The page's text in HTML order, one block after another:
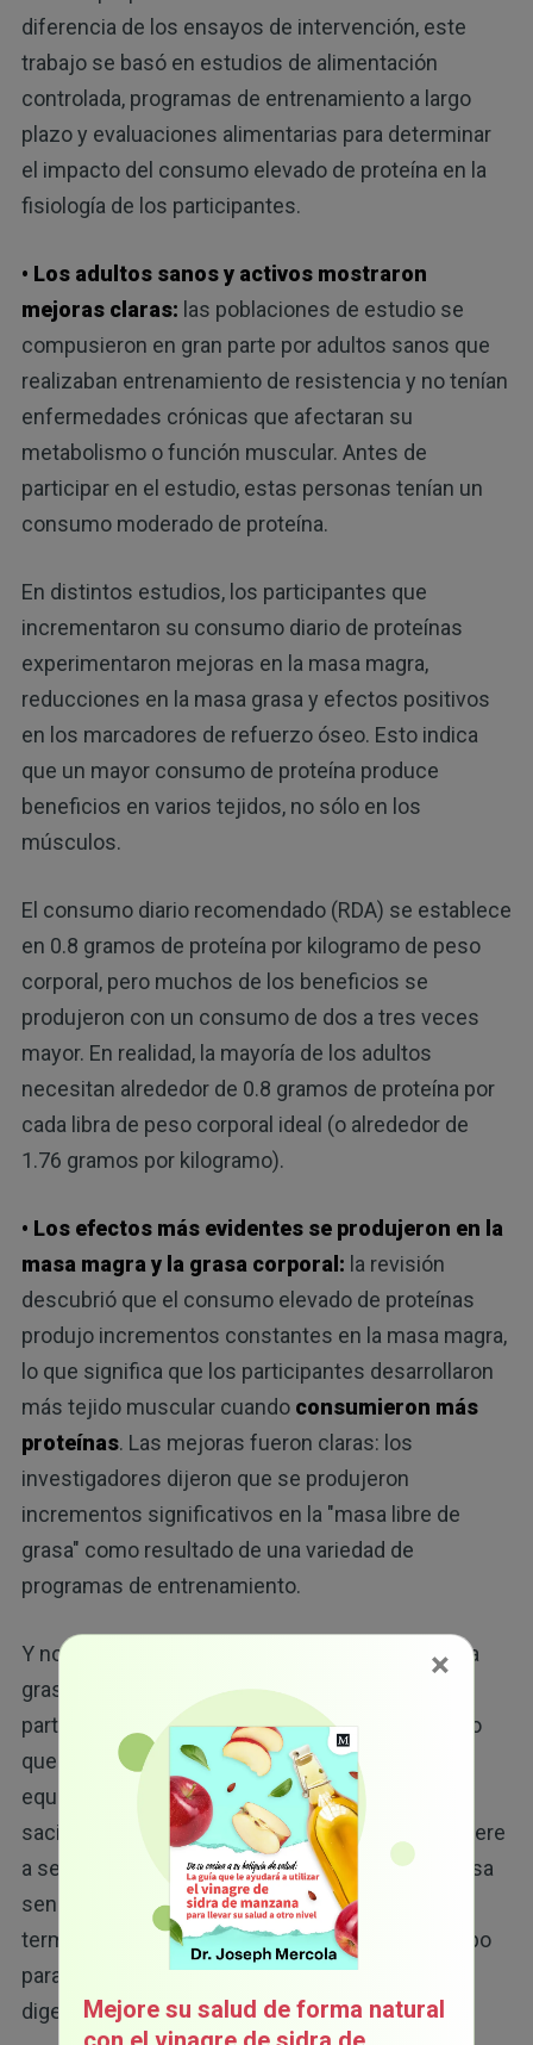
diferencia de los ensayos de intervención, este
trabajo se basó en estudios de alimentación
controlada, programas de entrenamiento a largo
plazo y evaluaciones alimentarias para determinar
el impacto del consumo elevado de proteína en la
fisiología de los participantes.
• Los adultos sanos y activos mostraron
mejoras claras: las poblaciones de estudio se
compusieron en gran parte por adultos sanos que
realizaban entrenamiento de resistencia y no tenían
enfermedades crónicas que afectaran su
metabolismo o función muscular. Antes de
participar en el estudio, estas personas tenían un
consumo moderado de proteína.
En distintos estudios, los participantes que
incrementaron su consumo diario de proteínas
experimentaron mejoras en la masa magra,
reducciones en la masa grasa y efectos positivos
en los marcadores de refuerzo óseo. Esto indica
que un mayor consumo de proteína produce
beneficios en varios tejidos, no sólo en los
músculos.
El consumo diario recomendado (RDA) se establece
en 0.8 gramos de proteína por kilogramo de peso
corporal, pero muchos de los beneficios se
produjeron con un consumo de dos a tres veces
mayor. En realidad, la mayoría de los adultos
necesitan alrededor de 0.8 gramos de proteína por
cada libra de peso corporal ideal (o alrededor de
1.76 gramos por kilogramo).
• Los efectos más evidentes se produjeron en la
masa magra y la grasa corporal: la revisión
descubrió que el consumo elevado de proteínas
produjo incrementos constantes en la masa magra,
lo que significa que los participantes desarrollaron
más tejido muscular cuando consumieron más
proteínas. Las mejoras fueron claras: los
investigadores dijeron que se produjeron
incrementos significativos en la "masa libre de
grasa" como resultado de una variedad de
programas de entrenamiento.
Y no solo eso, sino que las reducciones de masa
grasa también fueron evidentes en los
participantes que consumieron más proteínas, lo
que sugiere que las proteínas promueven el
equilibrio energético a través de su efecto en la
saciedad y la
termogénesis. La saciedad se refiere
a sentirse lleno más pronto y permanecer con esa
sensación por más tiempo, mientras que la
termogénesis se refiere a la capacidad del cuerpo
para producir calor y quemar calorías durante la
digestión.
×
Mejore su salud de forma natural